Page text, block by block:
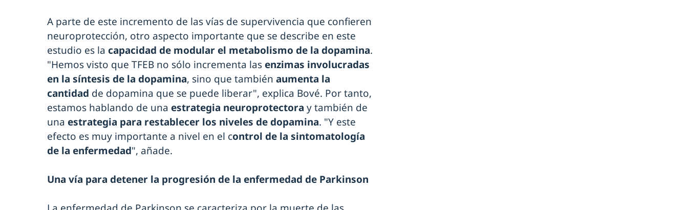
A parte de este incremento de las vías de supervivencia que confieren
neuroprotección, otro aspecto importante que se describe en este
estudio es la capacidad de modular el metabolismo de la dopamina.
"Hemos visto que TFEB no sólo incrementa las enzimas involucradas
en la síntesis de la dopamina, sino que también aumenta la
cantidad de dopamina que se puede liberar", explica Bové. Por tanto,
estamos hablando de una estrategia neuroprotectora y también de
una estrategia para restablecer los niveles de dopamina. "Y este
efecto es muy importante a nivel en el control de la sintomatología
de la enfermedad", añade.
Una vía para detener la progresión de la enfermedad de Parkinson